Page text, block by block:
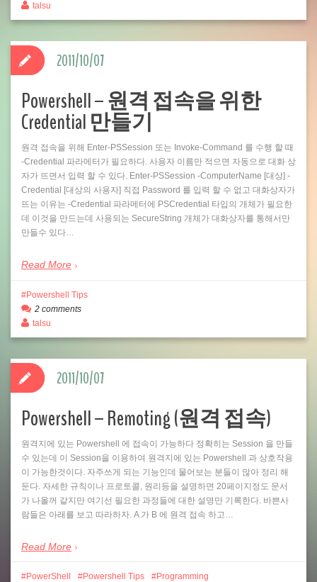
talsu
Powershell – 원격 접속을 위한
Credential 만들기
원격 접속을 위해 Enter-PSSession 또는 Invoke-Command 를 수행 할 때
-Credential 파라메터가 필요하다. 사용자 이름만 적으면 자동으로 대화 상
자가 뜨면서 입력 할 수 있다. Enter-PSSession -ComputerName [대상] -
Credential [대상의 사용자] 직접 Password 를 입력 할 수 없고 대화상자가
뜨는 이유는 -Credential 파라메터에 PSCredential 타입의 개체가 필요한
데 이것을 만드는데 사용되는 SecureString 개체가 대화상자를 통해서만
만들수 있다…
Read More
2011/10/07
Powershell Tips
2 comments
talsu
Powershell – Remoting (원격 접속)
원격지에 있는 Powershell 에 접속이 가능하다 정확히는 Session 을 만들
수 있는데 이 Session을 이용하여 원격지에 있는 Powershell 과 상호작용
이 가능한것이다. 자주쓰게 되는 기능인데 물어보는 분들이 많아 정리 해
둔다. 자세한 규칙이나 프로토콜, 원리등을 설명하면 20페이지정도 문서
가 나올꺼 같지만 여기선 필요한 과정들에 대한 설명만 기록한다. 바쁜사
람들은 아래를 보고 따라하자. A 가 B 에 원격 접속 하고…
Read More
2011/10/07
PowerShell Powershell Tips
Programming